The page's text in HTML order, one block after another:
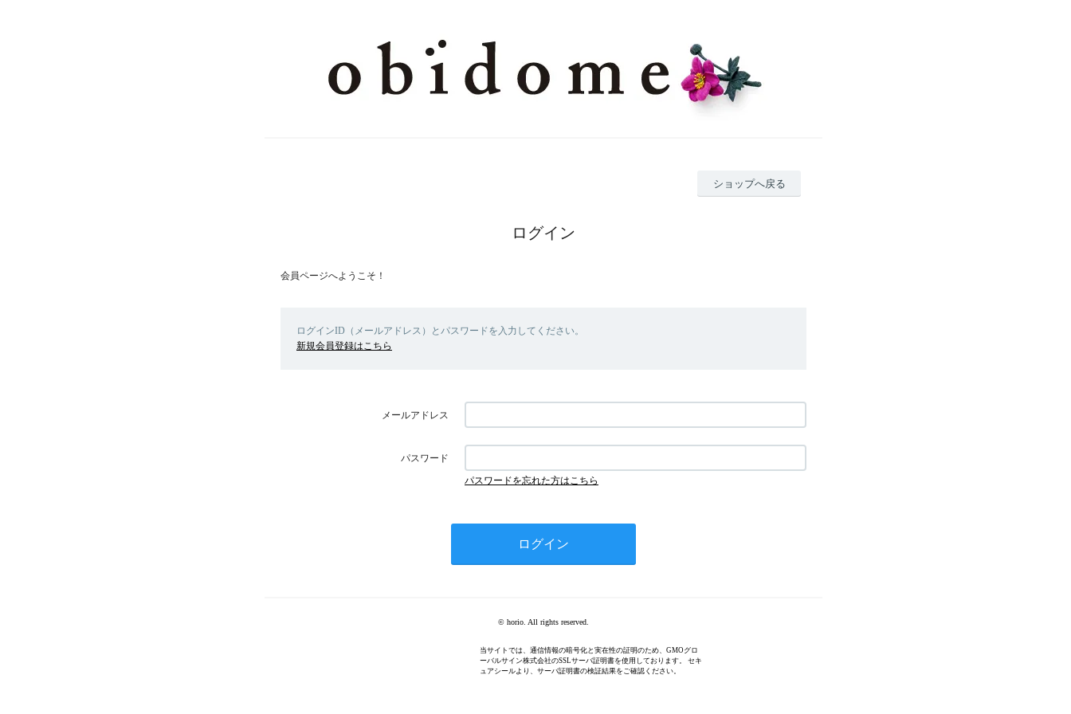
ショップへ戻る
ログイン
会員ページへようこそ！
ログインID（メールアドレス）とパスワードを入力してください。
新規会員登録はこちら
メールアドレス
パスワード
パスワードを忘れた方はこちら
© horio. All rights reserved.
当サイトでは、通信情報の暗号化と実在性の証明のため、GMOグロ
ーバルサイン株式会社のSSLサーバ証明書を使用しております。 セキ
ュアシールより、サーバ証明書の検証結果をご確認ください。